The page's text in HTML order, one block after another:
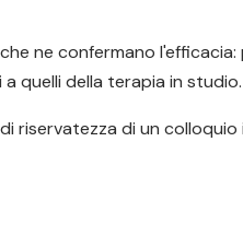
ne confermano
quelli della terapia in studio.
riservatezza di un colloquio